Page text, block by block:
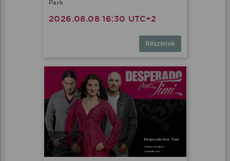
Park
2026.08.08 16:30 UTC+2
Részletek